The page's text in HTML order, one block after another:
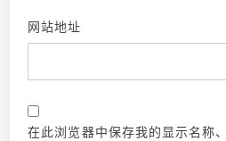
网站地址
在此浏览器中保存我的显示名称